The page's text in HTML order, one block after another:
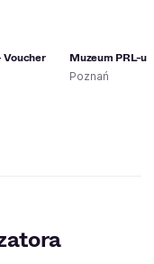
Voucher Muzeum PRL-u
Poznań